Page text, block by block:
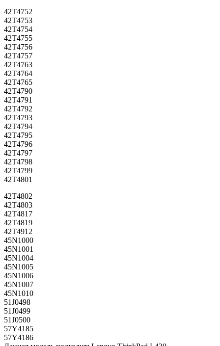
42T4752
42T4753
42T4754
42T4755
42T4756
42T4757
42T4763
42T4764
42T4765
42T4790
42T4791
42T4792
42T4793
42T4794
42T4795
42T4796
42T4797
42T4798
42T4799
42T4801
42T4802
42T4803
42T4817
42T4819
42T4912
45N1000
45N1001
45N1004
45N1005
45N1006
45N1007
45N1010
51J0498
51J0499
51J0500
57Y4185
57Y4186